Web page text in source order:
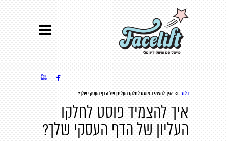


בלוג » איך להצמיד פוסט לחלקו העליון של הדף העסקי שלך?
איך להצמיד פוסט לחלקו
העליון של הדף העסקי שלך?